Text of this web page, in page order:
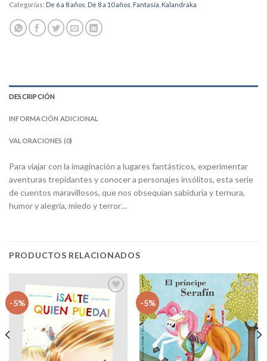
Categorías: De 6 a 8 años De 8 a 10 años Fantasía Kalandraka
DESCRIPCIÓN
INFORMACIÓN ADICIONAL
VALORACIONES (0)
Para viajar con la imaginación a lugares fantásticos, experimentar
aventuras trepidantes y conocer a personajes insólitos, esta serie
de cuentos maravillosos, que nos obsequian sabiduría y ternura,
humor y alegría, miedo y terror…
PRODUCTOS RELACIONADOS
-5%
Añadir
a la
lista
de
deseos
-5%
Añadir
a la
lista
de
deseos